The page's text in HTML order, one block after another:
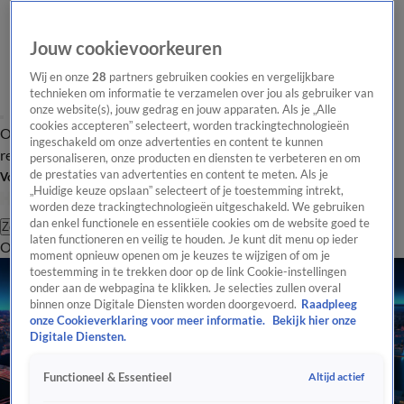
Overzicht Laatste nieuws Regionieuws Het beste van Hart
Tip de
redactie
Volg Hart van Nederland
Zoeken
OverzichtRegioUitzendingenWeerTip de redactiePanelVideo's
Jouw cookievoorkeuren
Wij en onze28 partners gebruiken cookies en vergelijkbare
technieken om informatie te verzamelen over jou als gebruiker van
onze website(s), jouw gedrag en jouw apparaten. Als je „Alle
cookies accepteren” selecteert, worden trackingtechnologieën
ingeschakeld om onze advertenties en content te kunnen
personaliseren, onze producten en diensten te verbeteren en om
de prestaties van advertenties en content te meten. Als je
„Huidige keuze opslaan” selecteert of je toestemming intrekt,
worden deze trackingtechnologieën uitgeschakeld. We gebruiken
dan enkel functionele en essentiële cookies om de website goed te
laten functioneren en veilig te houden. Je kunt dit menu op ieder
moment opnieuw openen om je keuzes te wijzigen of om je
toestemming in te trekken door op de link Cookie-instellingen
onder aan de webpagina te klikken. Je selecties zullen overal
binnen onze Digitale Diensten worden doorgevoerd. Raadpleeg
onze Cookieverklaring voor meer informatie.
Bekijk hier onze
Digitale Diensten.
Functioneel & Essentieel Altijd actief